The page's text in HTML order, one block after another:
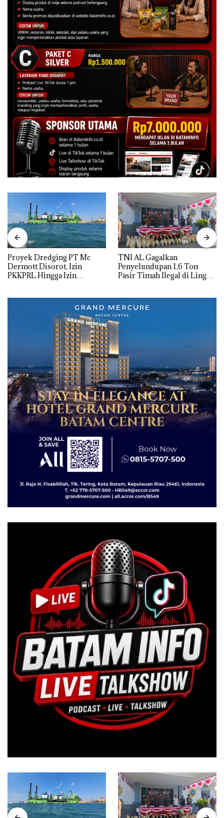
Proyek Dredging PT Mc
Dermott Disorot, Izin
PKKPRL Hingga Izin
TNI AL Gagalkan
Penyelundupan 1,6 Ton
Pasir Timah Ilegal di Lingga,
Diselundupkan ke Malaysia